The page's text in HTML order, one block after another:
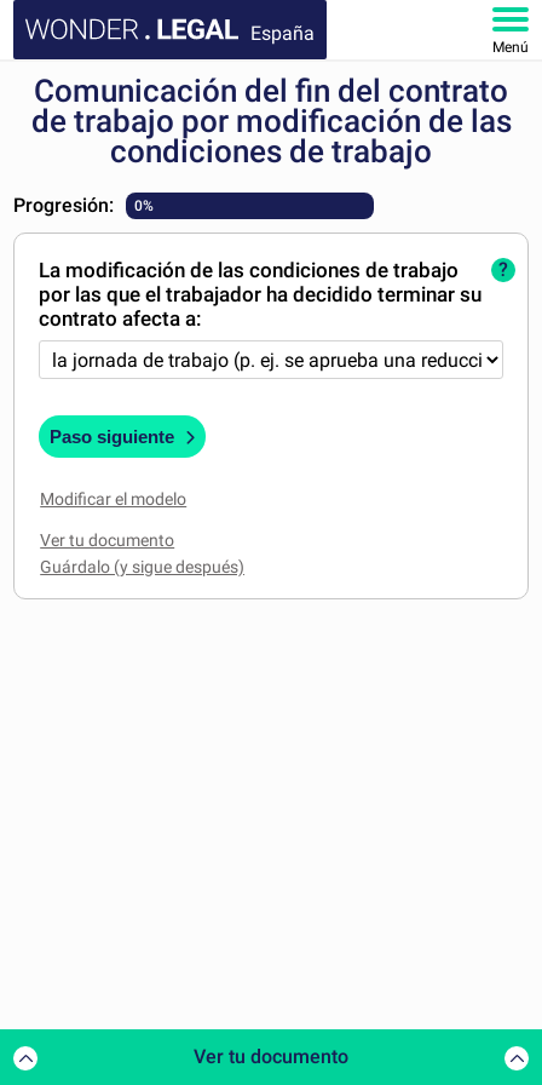
España
Menú
INICIO
DOCUMENTOS
FAQ
MI CUENTA
Comunicación del fin del contrato
de trabajo por modificación de las
condiciones de trabajo
Progresión: 0%
La modificación de las condiciones de trabajo
por las que el trabajador ha decidido terminar su
contrato afecta a:
?
Paso siguiente
Modificar el modelo
Ver tu documento
Ver tu documento